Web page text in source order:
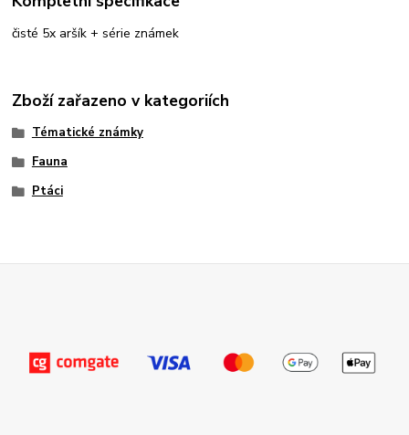
čisté 5x aršík + série známek
Zboží zařazeno v kategoriích
Tématické známky
Fauna
Ptáci